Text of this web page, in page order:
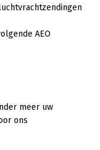
AEO
meer uw
ons